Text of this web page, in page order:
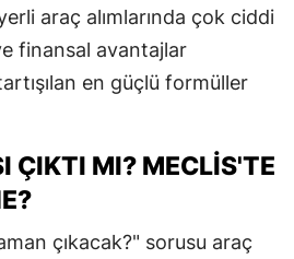
araç alımlarında çok ciddi
finansal avantajlar
en güçlü formüller
ÇIKTI MI? MECLIS'TE
çıkacak?" sorusu araç